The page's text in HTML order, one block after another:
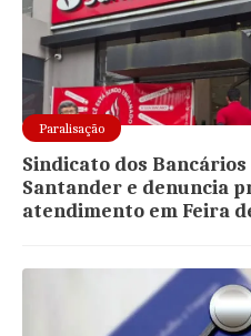
Paralisação
Sindicato dos
Santander e denuncia
atendimento em Feira